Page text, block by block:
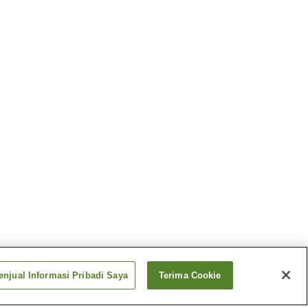
Informasi Pribadi Saya Terima Cookie